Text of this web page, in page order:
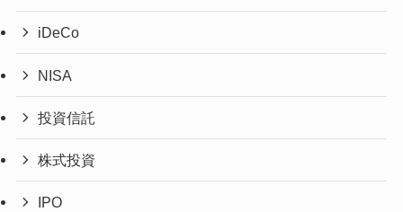
iDeCo
NISA
投資信託
株式投資
IPO